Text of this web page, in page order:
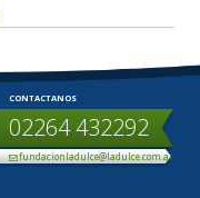
CONTACTANOS
02264 432292
fundacionladulce@ladulce.com.ar